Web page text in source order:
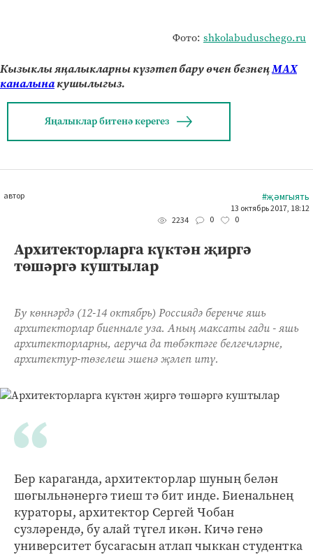
Фото: shkolabuduschego.ru
Кызыклы яңалыкларны күзәтеп бару өчен безнеңМАХ
каналынакушылыгыз.
Яңалыклар битенә керегез
автор #җәмгыять
13 октябрь 2017, 18:12
2234
0 0
Архитекторларга күктән җиргә
төшәргә куштылар
Бу көннәрдә (12-14 октябрь) Россиядә беренче яшь
архитекторлар биеннале уза. Аның максаты гади - яшь
архитекторларны, аеруча да төбәктәге белгечләрне,
архитектур-төзелеш эшенә җәлеп итү.
Бер караганда, архитекторлар шуның белән
шөгыльнәнергә тиеш тә бит инде. Биенальнең
кураторы, архитектор Сергей Чобан
сузләрендә, бу алай түгел икән. Кичә генә
университет бусагасын атлап чыккан студентка